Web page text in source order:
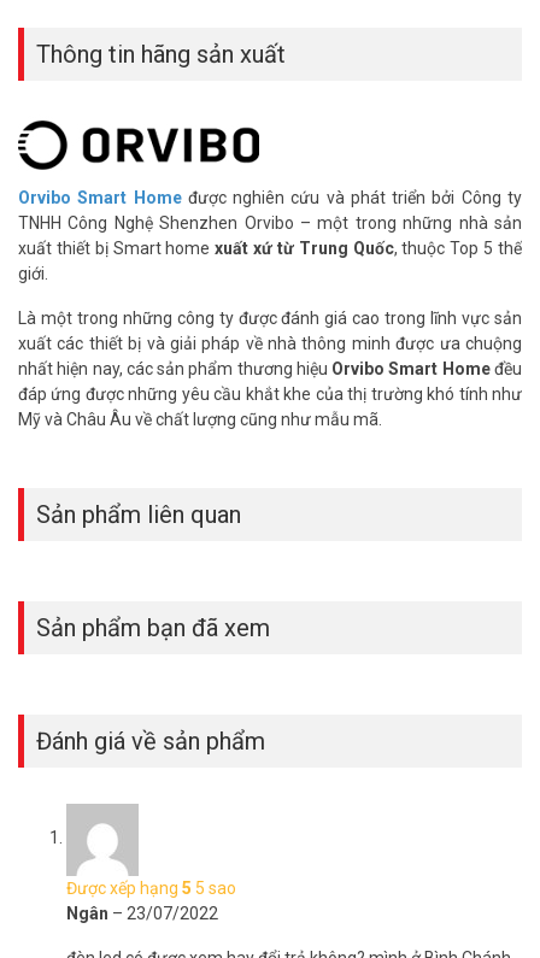
– Quang thông: 350lm, RA90.
– Yêu cầu quang học: SMD, góc sáng 100°.
– Các công nghệ khác khác: không nhấp nháy, chống chói.
– Công suất định mức: 5W.
– Đầu vào định mức: 100-240V ～ 50/60Hz.
– Kích thước: 90*61mm.
– Kích thước khoét lỗ: 75mm.
– Bảo hành: 24 tháng.
Đặt mua Online ngay sản phẩm Orvibo DD20Z mới nhất, quý khách
hàng vui lòng liên hệ HOTLINE 1900 9259 để được hỗ trợ tốt nhất.
Tham khảo thêm hình ảnh tạiFacebook Vuhoangtelecom
Thông tin hãng sản xuất
Orvibo Smart Homeđược nghiên cứu và phát triển bởi Công ty
TNHH Công Nghệ Shenzhen Orvibo – một trong những nhà sản
xuất thiết bị Smart homexuất xứ từ Trung Quốc, thuộc Top 5 thế
giới.
Là một trong những công ty được đánh giá cao trong lĩnh vực sản
xuất các thiết bị và giải pháp về nhà thông minh được ưa chuộng
nhất hiện nay, các sản phẩm thương hiệu Orvibo Smart Homeđều
đáp ứng được những yêu cầu khắt khe của thị trường khó tính như
Mỹ và Châu Âu về chất lượng cũng như mẫu mã.
Sản phẩm liên quan
Sản phẩm bạn đã xem
Đánh giá về sản phẩm
Được xếp hạng 5 5 sao
Ngân – 23/07/2022